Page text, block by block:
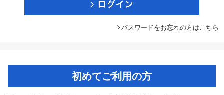
パスワードをお忘れの方はこちら
初めてご利用の方